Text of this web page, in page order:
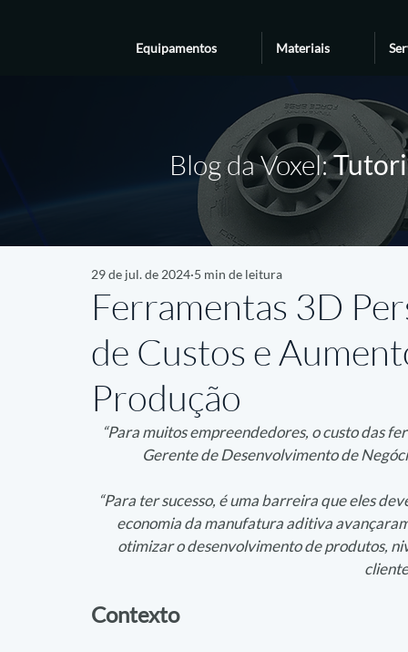
Equipamentos Materiais
Blog da Voxel:
Ferramentas 3D
de Custos e
Produção
29 de jul. de 2024 5 min de leitura
“Para muitos empreendedores, o custo das
Gerente de Desenvolvimento de
“Para ter sucesso, é uma barreira que eles
economia da manufatura aditiva
otimizar o desenvolvimento de produtos,
Contexto